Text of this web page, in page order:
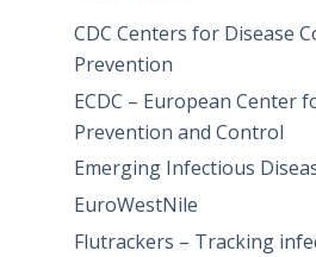
CDC Centers for Disease
Prevention
ECDC – European Center
Prevention and Control
Emerging Infectious
EuroWestNile
Flutrackers – Tracking